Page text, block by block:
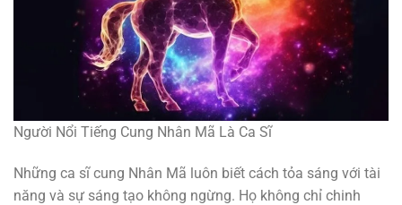
Người Nổi Tiếng Cung Nhân Mã Là Ca Sĩ
Những ca sĩ cung Nhân Mã luôn biết cách tỏa sáng với tài
năng và sự sáng tạo không ngừng. Họ không chỉ chinh